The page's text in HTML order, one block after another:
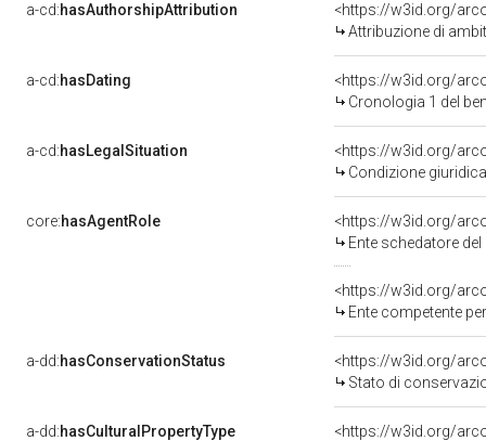
a-cd:hasAuthorshipAttribution
Attribuzione di
a-cd:hasDating
<https://w3id.org/
Cronologia 1 del
a-cd:hasLegalSituation
Condizione
core:hasAgentRole
<https://w3id.org/
Ente schedatore
<https://w3id.org/
Ente competente
a-dd:hasConservationStatus
Stato di
a-dd:hasCulturalPropertyType